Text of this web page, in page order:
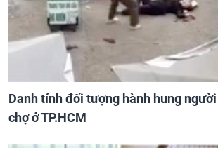
Danh tính đối tượng hành hung
chợ ở TP.HCM